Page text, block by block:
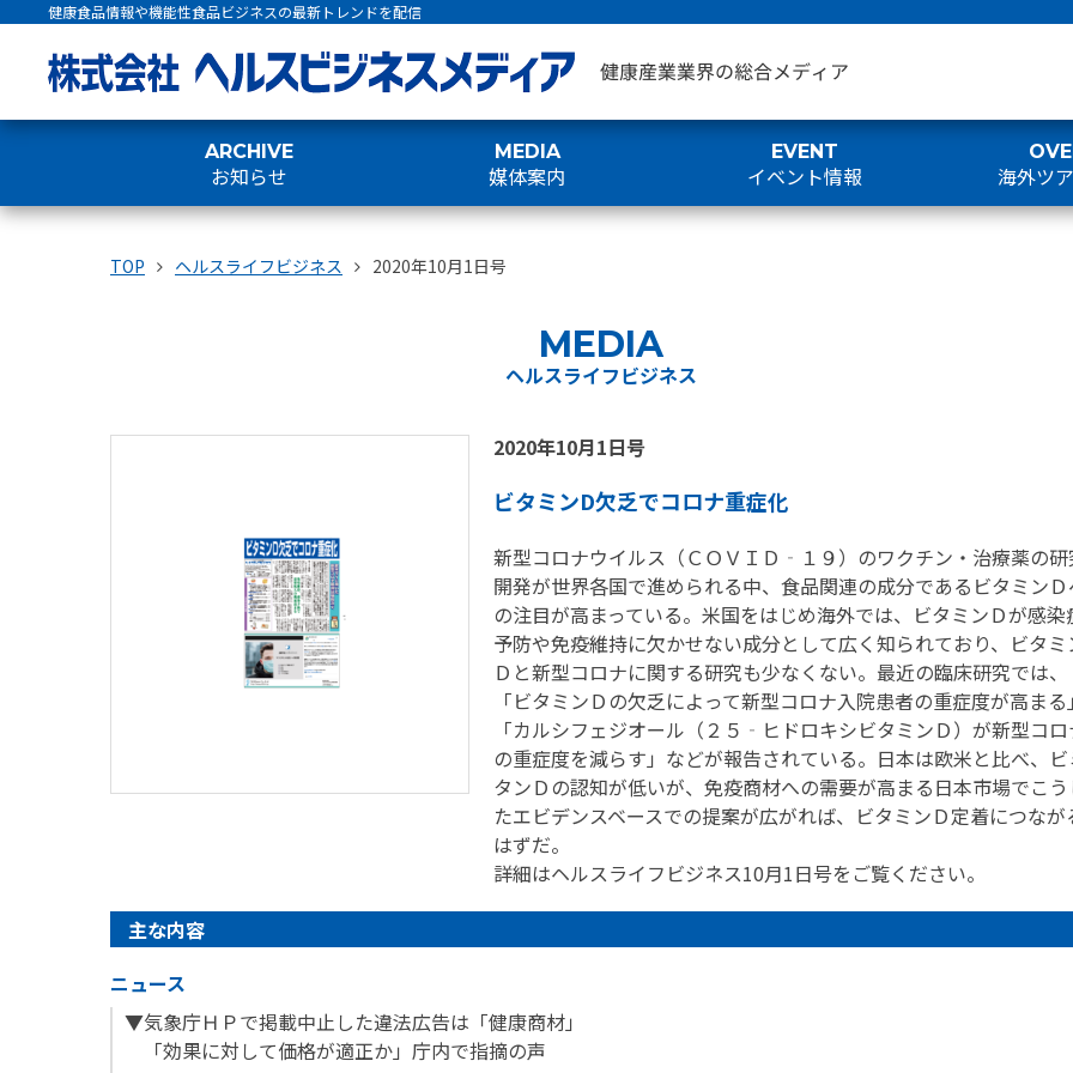
健康食品情報や機能性食品ビジネスの最新トレンドを配信
ARCHIVE
お知らせ
MEDIA
媒体案内
EVENT
イベント情報 海外ツ
TOP ヘルスライフビジネス 2020年10月1日号
MEDIA
ヘルスライフビジネス
2020年10月1日号
ビタミンD欠乏でコロナ重症化
新型コロナウイルス（ＣＯＶＩＤ‐１９）のワクチン・治療薬の研
開発が世界各国で進められる中、食品関連の成分であるビタミンＤ
の注目が高まっている。米国をはじめ海外では、ビタミンＤが感染
予防や免疫維持に欠かせない成分として広く知られており、ビタミ
Ｄと新型コロナに関する研究も少なくない。最近の臨床研究では、
「ビタミンＤの欠乏によって新型コロナ入院患者の重症度が高まる」
「カルシフェジオール（２５‐ヒドロキシビタミンＤ）が新型コロ
の重症度を減らす」などが報告されている。日本は欧米と比べ、ビ
タンＤの認知が低いが、免疫商材への需要が高まる日本市場でこう
たエビデンスベースでの提案が広がれば、ビタミンＤ定着につなが
はずだ。
詳細はヘルスライフビジネス10月1日号をご覧ください。
主な内容
ニュース
▼気象庁ＨＰで掲載中止した違法広告は「健康商材」
「効果に対して価格が適正か」庁内で指摘の声